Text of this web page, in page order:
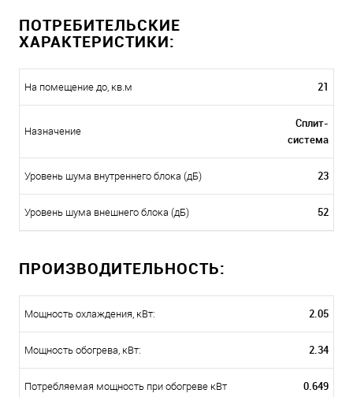
ПОТРЕБИТЕЛЬСКИЕ
ХАРАКТЕРИСТИКИ:
На помещение до, кв.м 21
Назначение
Сплит-
система
Уровень шума внутреннего блока (дБ) 23
Уровень шума внешнего блока (дБ) 52
ПРОИЗВОДИТЕЛЬНОСТЬ:
Мощность охлаждения, кВт: 2.05
Мощность обогрева, кВт: 2.34
Потребляемая мощность при обогреве кВт 0.649